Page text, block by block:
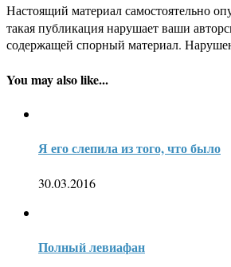
Настоящий материал самостоятельно
такая публикация нарушает ваши
содержащей спорный материал.
You may also like...
Я его слепила из того, что было
30.03.2016
Полный левиафан